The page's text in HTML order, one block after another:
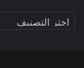
تصنيفات